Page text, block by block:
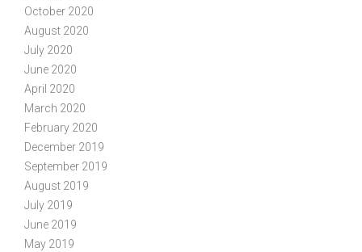
October 2020
August 2020
July 2020
June 2020
April 2020
March 2020
February 2020
December 2019
September 2019
August 2019
July 2019
June 2019
May 2019